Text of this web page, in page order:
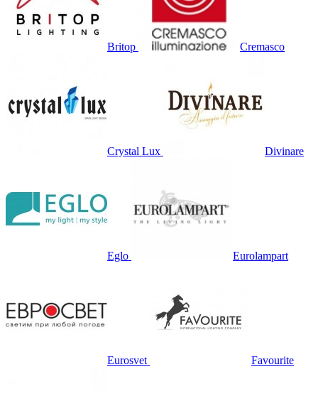
Britop Cremasco
Crystal Lux Divinare
Eglo Eurolampart
Eurosvet Favourite